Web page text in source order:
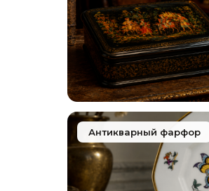
Антикварный фарфор